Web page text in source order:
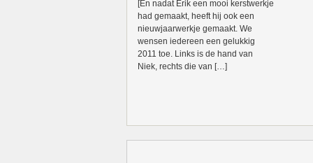
[En nadat Erik een mooi kerstwerkje
had gemaakt, heeft hij ook een
nieuwjaarwerkje gemaakt. We
wensen iedereen een gelukkig
2011 toe. Links is de hand van
Niek, rechts die van […]